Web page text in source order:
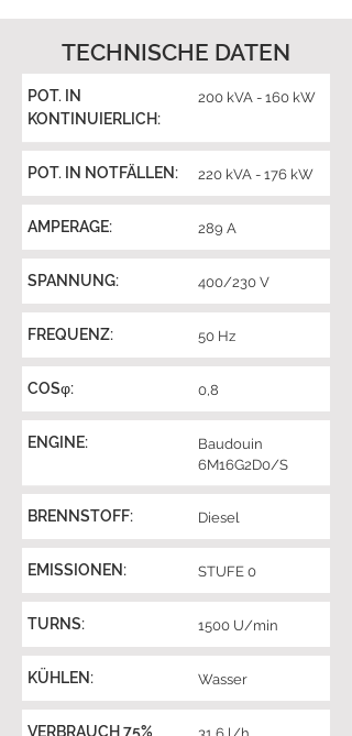
TECHNISCHE DATEN
POT. IN
KONTINUIERLICH:
200 kVA - 160 kW
POT. IN NOTFÄLLEN: 220 kVA - 176 kW
AMPERAGE: 289 A
SPANNUNG: 400/230 V
FREQUENZ: 50 Hz
COSφ: 0,8
ENGINE:
Baudouin
6M16G2D0/S
BRENNSTOFF: Diesel
EMISSIONEN: STUFE 0
TURNS: 1500 U/min
KÜHLEN: Wasser
VERBRAUCH 75%